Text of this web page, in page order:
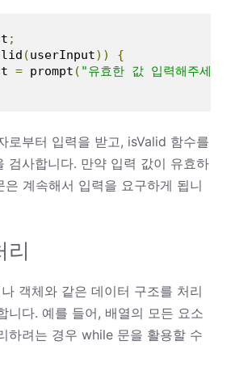
;
(userInput))
{
= prompt ( "유효한 값 입력해주세요
로부터 입력을 받고, isValid 함수를
검사합니다. 만약 입력 값이 유효하
계속해서 입력을 요구하게 됩니
리
객체와 같은 데이터 구조를 처리
니다. 예를 들어, 배열의 모든 요소
하려는 경우 while 문을 활용할 수